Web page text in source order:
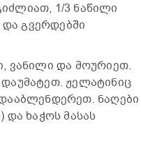
1/3 ნაწილი
გვერდებში
ვანილი და მოურიეთ.
ჟელატინიც
ნაღები
და ხაჭოს მასას